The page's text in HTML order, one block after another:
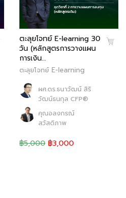
ตะลุยโจทย์ E-learning 30
วัน (หลักสูตรการวางแผน
การเงิน…
ตะลุยโจทย์ E-learning
ผศ.ดร.ธนาวัฒน์ สิริ
วัฒน์ธนกุล CFP®
คุณอลงกรณ์
สวัสดิภาพ
฿5,000 ฿3,000